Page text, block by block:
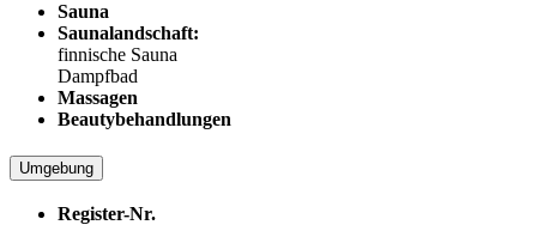
Sauna
Saunalandschaft:
finnische Sauna
Dampfbad
Massagen
Beautybehandlungen
Umgebung
Register-Nr.